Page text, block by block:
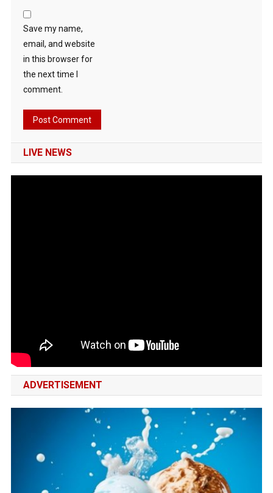
Save my name,
email, and website
in this browser for
the next time I
comment.
LIVE NEWS
ADVERTISEMENT